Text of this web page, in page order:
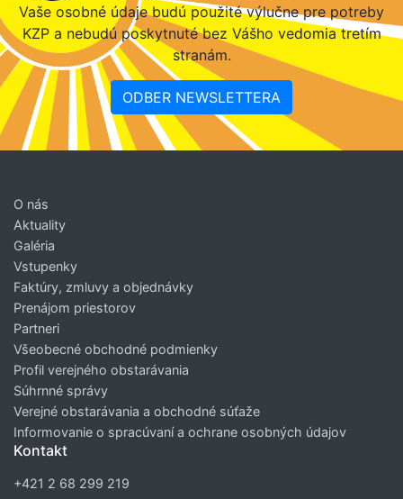
Vaše osobné údaje budú použité výlučne pre potreby
KZP a nebudú poskytnuté bez Vášho vedomia tretím
stranám.
ODBER NEWSLETTERA
O nás
Aktuality
Galéria
Vstupenky
Faktúry, zmluvy a objednávky
Prenájom priestorov
Partneri
Všeobecné obchodné podmienky
Profil verejného obstarávania
Súhrnné správy
Verejné obstarávania a obchodné súťaže
Informovanie o spracúvaní a ochrane osobných údajov
Kontakt
+421 2 68 299 219